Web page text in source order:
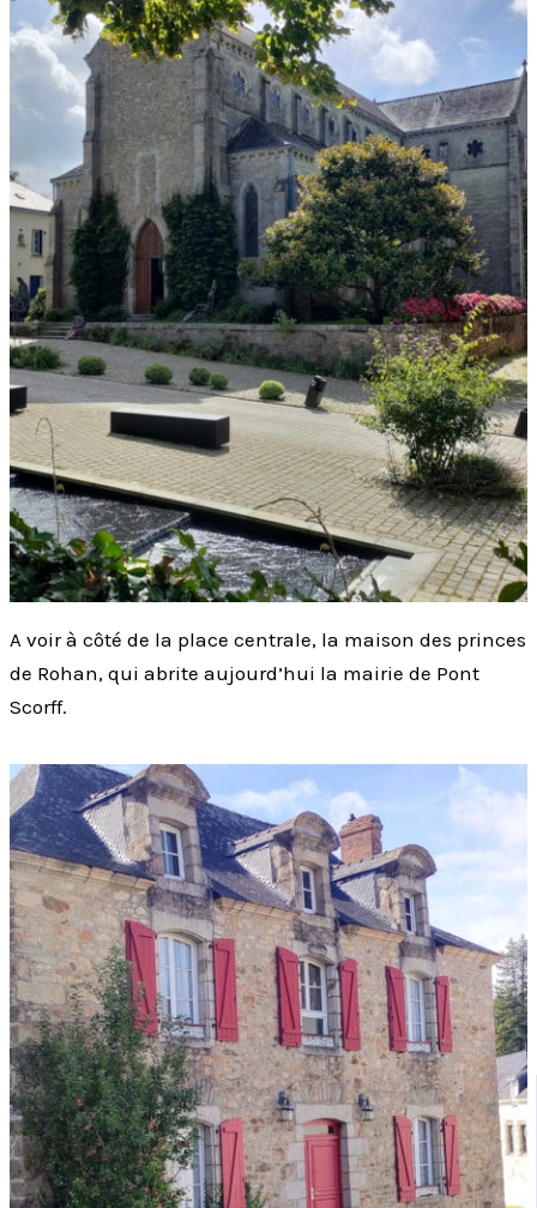
A voir à côté de la place centrale, la maison des princes
de Rohan, qui abrite aujourd’hui la mairie de Pont
Scorff.